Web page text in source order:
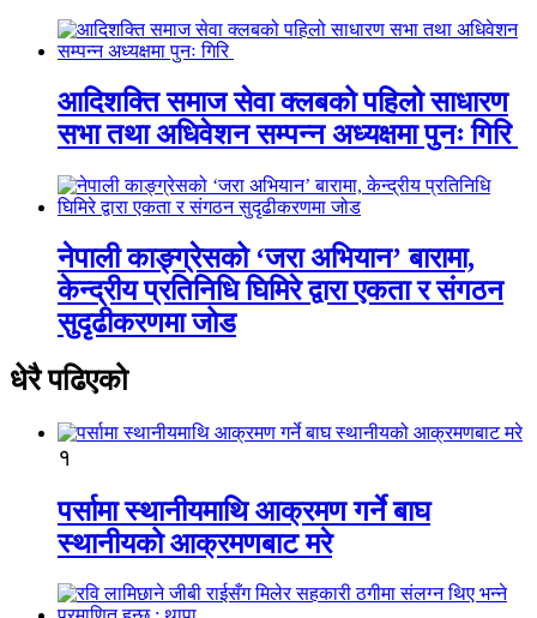
आदिशक्ति समाज सेवा क्लबको पहिलो साधारण
सभा तथा अधिवेशन सम्पन्न अध्यक्षमा पुनः गिरि
नेपाली काङ्ग्रेसको ‘जरा अभियान’ बारामा,
केन्द्रीय प्रतिनिधि घिमिरे द्वारा एकता र संगठन
सुदृढीकरणमा जोड
धेरै पढिएको
१
पर्सामा स्थानीयमाथि आक्रमण गर्ने बाघ
स्थानीयको आक्रमणबाट मरे